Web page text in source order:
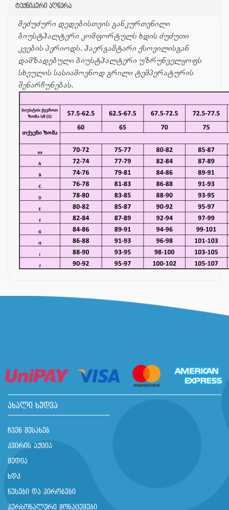
ტექნიკური აღწერა
მეძუძური დედებისთვის განკურთვნილი
ბიუსტჰალტერი კომფორტულს ხდის ძუძუთი
კვების პერიოდს. ჰაერგამტარი ქსოვილისგან
დამზადებული ბიუსტჰალტერი უზრუნველყოფს
სხეულის სასიამოვნოდ გრილი ტემპერატურის
შენარჩუნებას.
ახალი ხედვა
ჩვენ შესახებ
კვირის აქცია
მედია
ხდკ
წესები და პირობები
პერსონალური მონაცემები